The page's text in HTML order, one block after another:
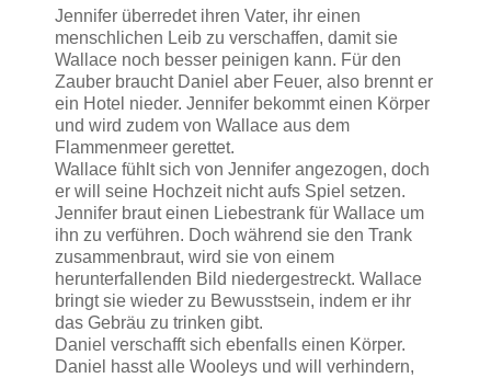
Jennifer überredet ihren Vater, ihr einen
menschlichen Leib zu verschaffen, damit sie
Wallace noch besser peinigen kann. Für den
Zauber braucht Daniel aber Feuer, also brennt er
ein Hotel nieder. Jennifer bekommt einen Körper
und wird zudem von Wallace aus dem
Flammenmeer gerettet.
Wallace fühlt sich von Jennifer angezogen, doch
er will seine Hochzeit nicht aufs Spiel setzen.
Jennifer braut einen Liebestrank für Wallace um
ihn zu verführen. Doch während sie den Trank
zusammenbraut, wird sie von einem
herunterfallenden Bild niedergestreckt. Wallace
bringt sie wieder zu Bewusstsein, indem er ihr
das Gebräu zu trinken gibt.
Daniel verschafft sich ebenfalls einen Körper.
Daniel hasst alle Wooleys und will verhindern,